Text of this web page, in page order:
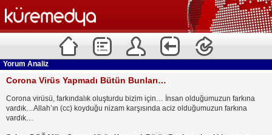
Yorum Analiz
Corona Virüs Yapmadı Bütün Bunları…
Corona virüsü, farkındalık oluşturdu bizim için… İnsan olduğumuzun farkına
vardık…Allah’ın (cc) koyduğu nizam karşısında aciz olduğumuzun farkına
vardık…